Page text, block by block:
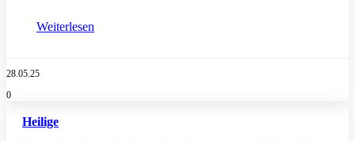
Weiterlesen
28.05.25
0
Heilige